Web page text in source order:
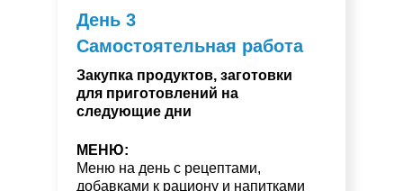
День 3
Закупка продуктов, заготовки
для приготовлений на
следующие дни
МЕНЮ:
Меню на день с рецептами,
добавками к рациону и напитками
Самостоятельная работа